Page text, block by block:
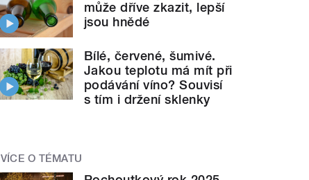
může dříve zkazit, lepší
jsou hnědé
Bílé, červené, šumivé.
Jakou teplotu má mít při
podávání víno? Souvisí
s tím i držení sklenky
VÍCE O TÉMATU